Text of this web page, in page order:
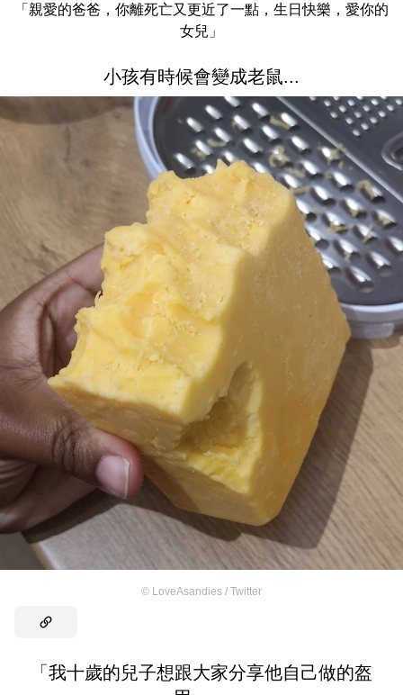
「親愛的爸爸，你離死亡又更近了一點，生日快樂，愛你的
女兒」
小孩有時候會變成老鼠...
© LoveAsandies / Twitter
「我十歲的兒子想跟大家分享他自己做的盔